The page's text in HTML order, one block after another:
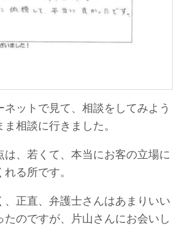
ネットで見て、相談をしてみよう
相談に行きました。
は、若くて、本当にお客の立場に
る所です。
、正直、弁護士さんはあまりいい
たのですが、片山さんにお会いし